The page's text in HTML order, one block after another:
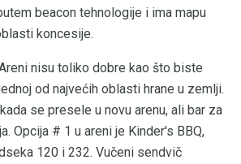
beacon tehnologije i ima mapu
koncesije.
nisu toliko dobre kao što biste
od najvećih oblasti hrane u zemlji.
se presele u novu arenu, ali bar za
Opcija # 1 u areni je Kinder's BBQ,
120 i 232. Vučeni sendvič